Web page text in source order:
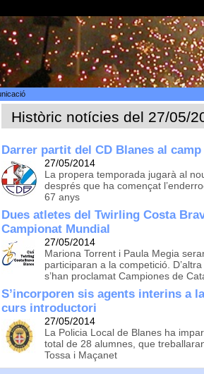
Històric notícies del 27/05/
Darrer partit del CD Blanes al
27/05/2014
La propera temporada jugarà al
després que ha començat
67 anys
Dues atletes del Twirling Costa
Campionat Mundial
27/05/2014
Mariona Torrent i Paula Megia
participaran a la competició.
s’han proclamat Campiones de
S’incorporen sis agents interins a
curs introductori
27/05/2014
La Policia Local de Blanes ha
total de 28 alumnes, que
Tossa i Maçanet